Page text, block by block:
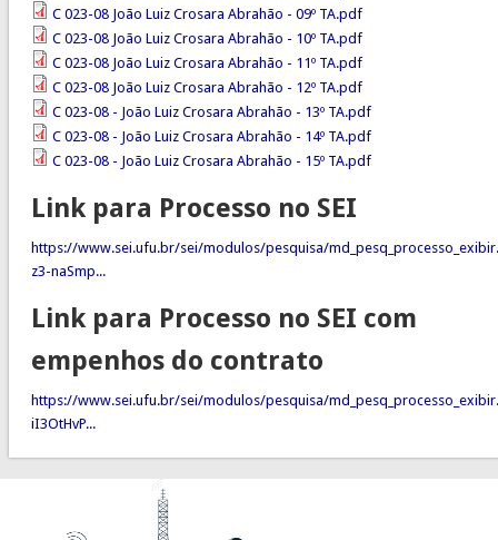
C 023-08 João Luiz Crosara Abrahão - 09º TA.pdf
C 023-08 João Luiz Crosara Abrahão - 10º TA.pdf
C 023-08 João Luiz Crosara Abrahão - 11º TA.pdf
C 023-08 João Luiz Crosara Abrahão - 12º TA.pdf
C 023-08 - João Luiz Crosara Abrahão - 13º TA.pdf
C 023-08 - João Luiz Crosara Abrahão - 14º TA.pdf
C 023-08 - João Luiz Crosara Abrahão - 15º TA.pdf
Link para Processo no SEI
https://www.sei.ufu.br/sei/modulos/pesquisa/
z3-naSmp...
Link para Processo no SEI com
empenhos do contrato
https://www.sei.ufu.br/sei/modulos/pesquisa/
iI3OtHvP...